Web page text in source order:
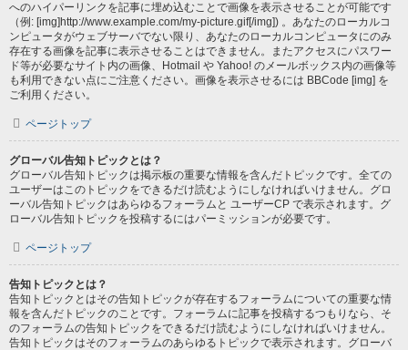
へのハイパーリンクを記事に埋め込むことで画像を表示させることが可能です
（例: [img]http://www.example.com/my-picture.gif[/img]) 。あなたのローカルコ
ンピュータがウェブサーバでない限り、あなたのローカルコンピュータにのみ
存在する画像を記事に表示させることはできません。またアクセスにパスワー
ド等が必要なサイト内の画像、Hotmail や Yahoo! のメールボックス内の画像等
も利用できない点にご注意ください。画像を表示させるには BBCode [img] を
ご利用ください。
ページトップ
グローバル告知トピックとは？
グローバル告知トピックは掲示板の重要な情報を含んだトピックです。全ての
ユーザーはこのトピックをできるだけ読むようにしなければいけません。グロ
ーバル告知トピックはあらゆるフォーラムと ユーザーCP で表示されます。グ
ローバル告知トピックを投稿するにはパーミッションが必要です。
ページトップ
告知トピックとは？
告知トピックとはその告知トピックが存在するフォーラムについての重要な情
報を含んだトピックのことです。フォーラムに記事を投稿するつもりなら、そ
のフォーラムの告知トピックをできるだけ読むようにしなければいけません。
告知トピックはそのフォーラムのあらゆるトピックで表示されます。グローバ